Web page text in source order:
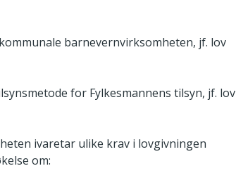
barnevernvirksomheten, jf. lov
for Fylkesmannens tilsyn, jf. lov
ivaretar ulike krav i lovgivningen
om: